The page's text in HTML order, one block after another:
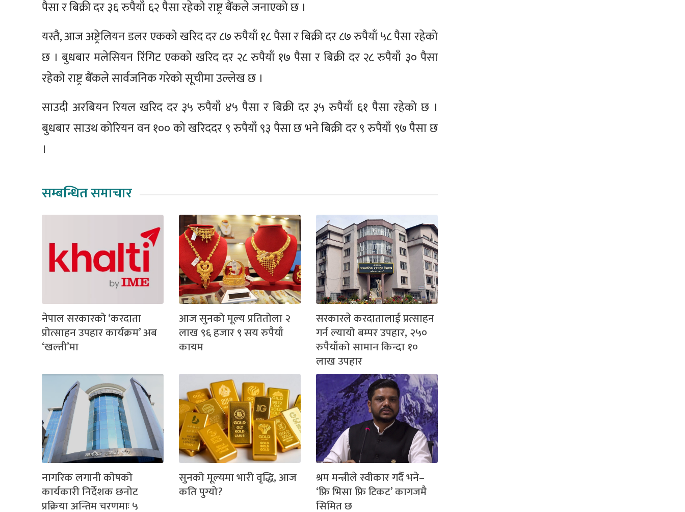
पैसा र बिक्री दर ३६ रुपैयाँ ६२ पैसा रहेको राष्ट्र बैंकले जनाएको छ ।
यस्तै, आज अष्ट्रेलियन डलर एकको खरिद दर ८७ रुपैयाँ १८ पैसा र बिक्री दर ८७ रुपैयाँ ५८ पैसा रहेको
छ । बुधबार मलेसियन रिंगिट एकको खरिद दर २८ रुपैयाँ १७ पैसा र बिक्री दर २८ रुपैयाँ ३० पैसा
रहेको राष्ट्र बैंकले सार्वजनिक गरेको सूचीमा उल्लेख छ ।
साउदी अरबियन रियल खरिद दर ३५ रुपैयाँ ४५ पैसा र बिक्री दर ३५ रुपैयाँ ६१ पैसा रहेको छ ।
बुधबार साउथ कोरियन वन १०० को खरिददर ९ रुपैयाँ ९३ पैसा छ भने बिक्री दर ९ रुपैयाँ ९७ पैसा छ
।
सम्बन्धित समाचार
नेपाल सरकारको ‘करदाता
प्रोत्साहन उपहार कार्यक्रम’ अब
‘खल्ती’मा
आज सुनको मूल्य प्रतितोला २
लाख ९६ हजार ९ सय रुपैयाँ
कायम
सरकारले करदातालाई प्रत्साहन
गर्न ल्यायो बम्पर उपहार, २५०
रुपैयाँको सामान किन्दा १०
लाख उपहार
नागरिक लगानी कोषको
कार्यकारी निर्देशक छनोट
प्रक्रिया अन्तिम चरणमाः ५
सुनको मूल्यमा भारी वृद्धि, आज
कति पुग्यो?
श्रम मन्त्रीले स्वीकार गर्दै भने–
‘फ्रि भिसा फ्रि टिकट’ कागजमै
सिमित छ